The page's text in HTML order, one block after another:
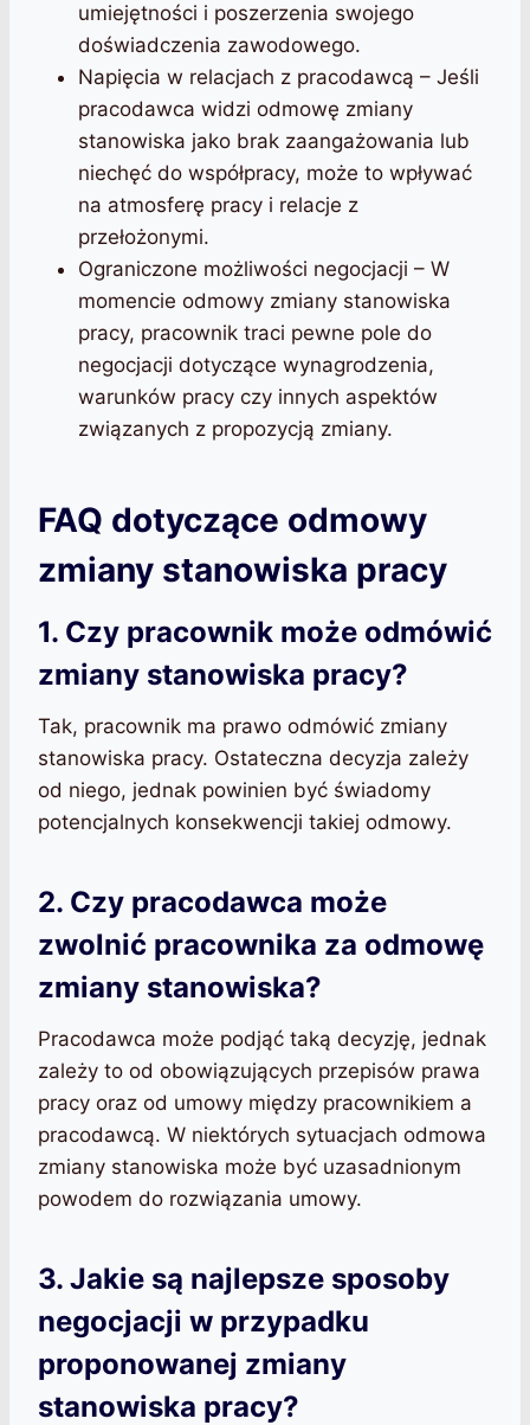
umiejętności i poszerzenia swojego
doświadczenia zawodowego.
Napięcia w relacjach z pracodawcą – Jeśli
pracodawca widzi odmowę zmiany
stanowiska jako brak zaangażowania lub
niechęć do współpracy, może to wpływać
na atmosferę pracy i relacje z
przełożonymi.
Ograniczone możliwości negocjacji – W
momencie odmowy zmiany stanowiska
pracy, pracownik traci pewne pole do
negocjacji dotyczące wynagrodzenia,
warunków pracy czy innych aspektów
związanych z propozycją zmiany.
FAQ dotyczące odmowy
zmiany stanowiska pracy
1. Czy pracownik może odmówić
zmiany stanowiska pracy?
Tak, pracownik ma prawo odmówić zmiany
stanowiska pracy. Ostateczna decyzja zależy
od niego, jednak powinien być świadomy
potencjalnych konsekwencji takiej odmowy.
2. Czy pracodawca może
zwolnić pracownika za odmowę
zmiany stanowiska?
Pracodawca może podjąć taką decyzję, jednak
zależy to od obowiązujących przepisów prawa
pracy oraz od umowy między pracownikiem a
pracodawcą. W niektórych sytuacjach odmowa
zmiany stanowiska może być uzasadnionym
powodem do rozwiązania umowy.
3. Jakie są najlepsze sposoby
negocjacji w przypadku
proponowanej zmiany
stanowiska pracy?